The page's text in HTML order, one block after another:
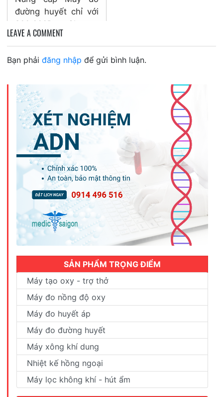
đường huyết chỉ với
800.000Đ – Chương
trình thu cũ đổi mới
trọn bồ VivaChek Ino
bảo...
LEAVE A COMMENT
Bạn phải đăng nhập để gửi bình luận.
SẢN PHẨM TRỌNG ĐIỂM
Máy tạo oxy - trợ thở
Máy đo nồng độ oxy
Máy đo huyết áp
Máy đo đường huyết
Máy xông khí dung
Nhiệt kế hồng ngoại
Máy lọc không khí - hút ẩm